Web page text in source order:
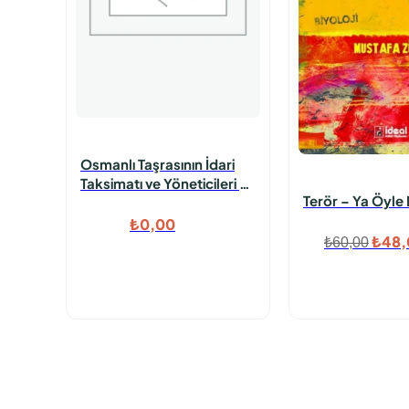
Osmanlı Taşrasının İdari
Taksimatı ve Yöneticileri –
₺0,00
Terör – Ya Öyle
₺60,00₺